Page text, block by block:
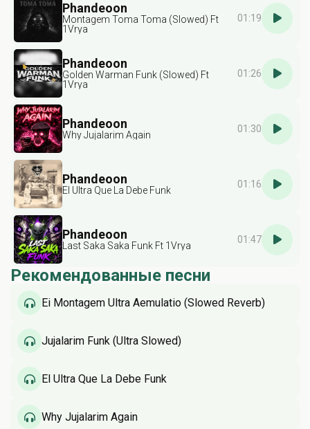
Phandeoon
Montagem Toma Toma (Slowed) Ft
1Vrya
01:19
Phandeoon
Golden Warman Funk (Slowed) Ft
1Vrya
01:26
Phandeoon
Why Jujalarim Again
01:30
Phandeoon
El Ultra Que La Debe Funk
01:16
Phandeoon
Last Saka Saka Funk Ft 1Vrya
01:47
Рекомендованные песни
Ei Montagem Ultra Aemulatio (Slowed Reverb)
Jujalarim Funk (Ultra Slowed)
El Ultra Que La Debe Funk
Why Jujalarim Again